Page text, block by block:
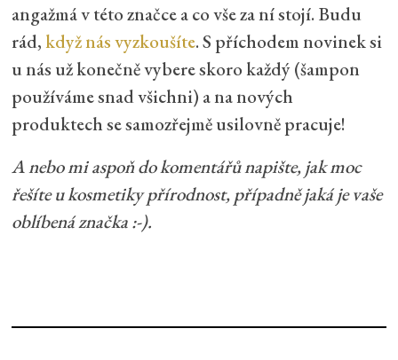
angažmá v této značce a co vše za ní stojí. Budu
rád,když nás vyzkoušíte. S příchodem novinek si
u nás už konečně vybere skoro každý (šampon
používáme snad všichni) a na nových
produktech se samozřejmě usilovně pracuje!
A nebo mi aspoň do komentářů napište, jak moc
řešíte u kosmetiky přírodnost, případně jaká je vaše
oblíbená značka :-).